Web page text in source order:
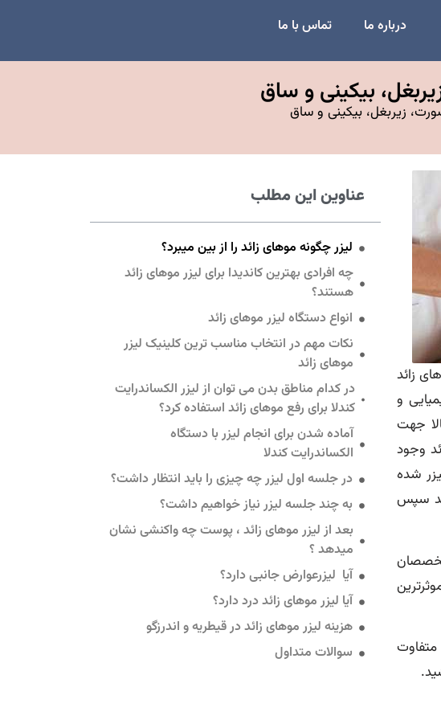
درباره ما تماس با ما
بیکینی و ساق
زیربغل، بیکینی و ساق
زائد
و
جهت
وجود
شده
سپس
عناوین این مطلب
لیزر چگونه موهای زائد را از بین میبرد؟
چه افرادی بهترین کاندیدا برای لیزر موهای زائد
هستند؟
انواع دستگاه لیزر موهای زائد
نکات مهم در انتخاب مناسب ترین کلینیک لیزر
موهای زائد
در کدام مناطق بدن می توان از لیزر الکساندرایت
کندلا برای رفع موهای زائد استفاده کرد؟
آماده شدن برای انجام لیزر با دستگاه
الکساندرایت کندلا
در جلسه اول لیزر چه چیزی را باید انتظار داشت؟
به چند جلسه لیزر نیاز خواهیم داشت؟
بعد از لیزر موهای زائد ، پوست چه واکنشی نشان
میدهد ؟
آیا لیزرعوارض جانبی دارد؟
آیا لیزر موهای زائد درد دارد؟
هزینه لیزر موهای زائد در قیطریه و اندرزگو
سوالات متداول